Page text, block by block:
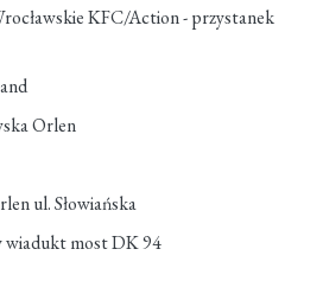
KFC/Action - przystanek
Orlen
ul. Słowiańska
wiadukt most DK 94